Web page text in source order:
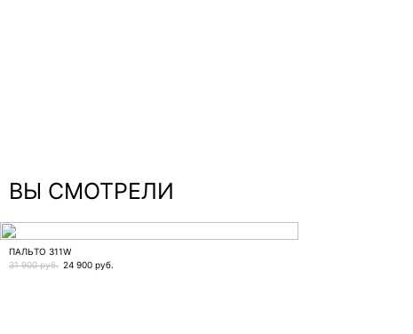
ВЫ СМОТРЕЛИ
ПАЛЬТО 311W
31 900 руб. 24 900 руб.